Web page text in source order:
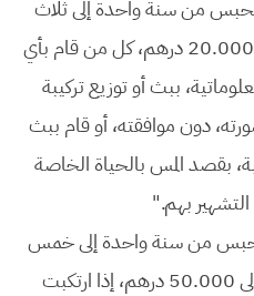
بالحبس من سنة واحدة إلى ثلاث
سنوات وغرامة من 2.000 إلى 20.000 درهم، كل من قام بأي
ببث أو توزيع تركيبة
دون موافقته، أو قام ببث
بقصد المس بالحياة الخاصة
بهم."
بالحبس من سنة واحدة إلى خمس
سنوات وغرامة من 5.000 إلى 50.000 درهم، إذا ارتكبت